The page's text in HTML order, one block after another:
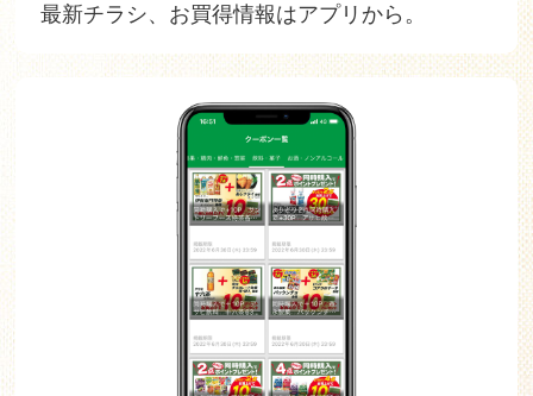
最新チラシ、お買得情報はアプリから。